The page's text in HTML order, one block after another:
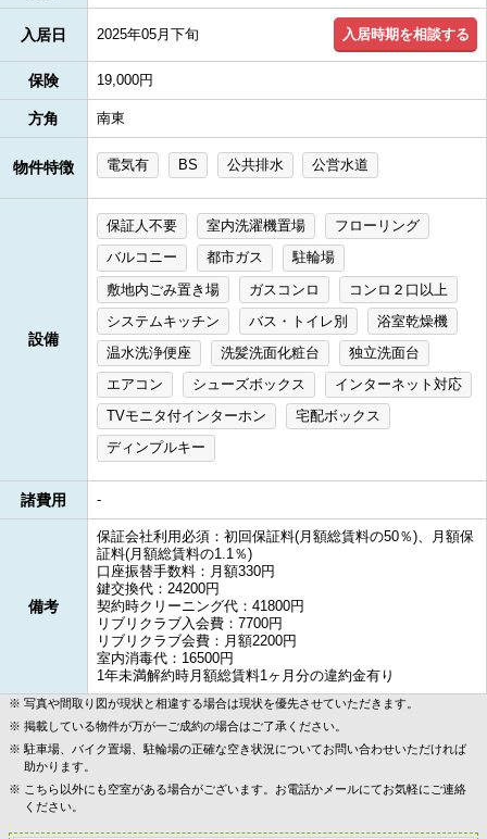
入居日 2025年05月下旬 入居時期を相談する
保険 19,000円
方角 南東
物件特徴 電気有 BS 公共排水 公営水道
設備
保証人不要 室内洗濯機置場
フローリング
バルコニー
都市ガス
駐輪場
敷地内ごみ置き場
ガスコンロ
コンロ２口以上
システムキッチン
バス・トイレ別
浴室乾燥機
温水洗浄便座
洗髪洗面化粧台
独立洗面台
エアコン
シューズボックス
インターネット対応
TVモニタ付インターホン
宅配ボックス
ディンプルキー
諸費用 -
備考
保証会社利用必須：初回保証料(月額総賃料の50％)、月額保
証料(月額総賃料の1.1％)
口座振替手数料：月額330円
鍵交換代：24200円
契約時クリーニング代：41800円
リブリクラブ入会費：7700円
リブリクラブ会費：月額2200円
室内消毒代：16500円
1年未満解約時月額総賃料1ヶ月分の違約金有り
写真や間取り図が現状と相違する場合は現状を優先させていただきます。
掲載している物件が万が一ご成約の場合はご了承ください。
駐車場、バイク置場、駐輪場の正確な空き状況についてお問い合わせいただければ
助かります。
こちら以外にも空室がある場合がございます。お電話かメールにてお気軽にご連絡
ください。